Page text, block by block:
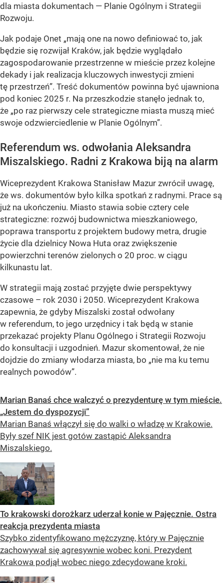
dla miasta dokumentach — Planie Ogólnym i Strategii
Rozwoju.
Jak podaje Onet „mają one na nowo definiować to, jak
będzie się rozwijał Kraków, jak będzie wyglądało
zagospodarowanie przestrzenne w mieście przez kolejne
dekady i jak realizacja kluczowych inwestycji zmieni
tę przestrzeń”. Treść dokumentów powinna być ujawniona
pod koniec 2025 r. Na przeszkodzie stanęło jednak to,
że „po raz pierwszy cele strategiczne miasta muszą mieć
swoje odzwierciedlenie w Planie Ogólnym”.
Referendum ws. odwołania Aleksandra
Miszalskiego. Radni z Krakowa biją na alarm
Wiceprezydent Krakowa Stanisław Mazur zwrócił uwagę,
że ws. dokumentów było kilka spotkań z radnymi. Prace są
już na ukończeniu. Miasto stawia sobie cztery cele
strategiczne: rozwój budownictwa mieszkaniowego,
poprawa transportu z projektem budowy metra, drugie
życie dla dzielnicy Nowa Huta oraz zwiększenie
powierzchni terenów zielonych o 20 proc. w ciągu
kilkunastu lat.
W strategii mają zostać przyjęte dwie perspektywy
czasowe – rok 2030 i 2050. Wiceprezydent Krakowa
zapewnia, że gdyby Miszalski został odwołany
w referendum, to jego urzędnicy i tak będą w stanie
przekazać projekty Planu Ogólnego i Strategii Rozwoju
do konsultacji i uzgodnień. Mazur skomentował, że nie
dojdzie do zmiany włodarza miasta, bo „nie ma ku temu
realnych powodów”.
Marian Banaś chce walczyć o prezydenturę w tym mieście.
„Jestem do dyspozycji”
Marian Banaś włączył się do walki o władzę w Krakowie.
Były szef NIK jest gotów zastąpić Aleksandra
Miszalskiego.
To krakowski dorożkarz uderzał konie w Pajęcznie. Ostra
reakcja prezydenta miasta
Szybko zidentyfikowano mężczyznę, który w Pajęcznie
zachowywał się agresywnie wobec koni. Prezydent
Krakowa podjął wobec niego zdecydowane kroki.